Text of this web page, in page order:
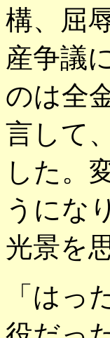
構、屈
産争議
のは全
言して
した。
うにな
光景を
「はっ